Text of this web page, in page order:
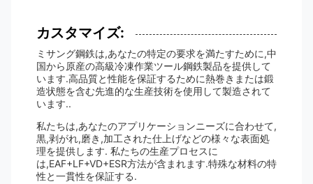
カスタマイズ:
ミサング鋼鉄は,あなたの特定の要求を満たすために,中
国から原産の高級冷凍作業ツール鋼鉄製品を提供して
います.高品質と性能を保証するために熱巻きまたは鍛
造状態を含む先進的な生産技術を使用して製造されて
います..
私たちは,あなたのアプリケーションニーズに合わせて,
黒,剥がれ,磨き,加工された仕上げなどの様々な表面処
理を提供します. 私たちの生産プロセスに
は,EAF+LF+VD+ESR方法が含まれます.特殊な材料の特
性と一貫性を保証する.